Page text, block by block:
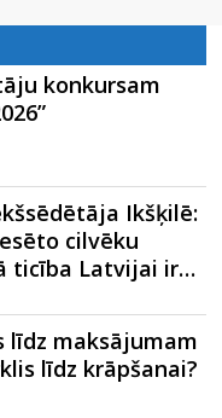
konkursam
Ikšķilē:
cilvēku
ticība Latvijai ir…
līdz maksājumam
līdz krāpšanai?